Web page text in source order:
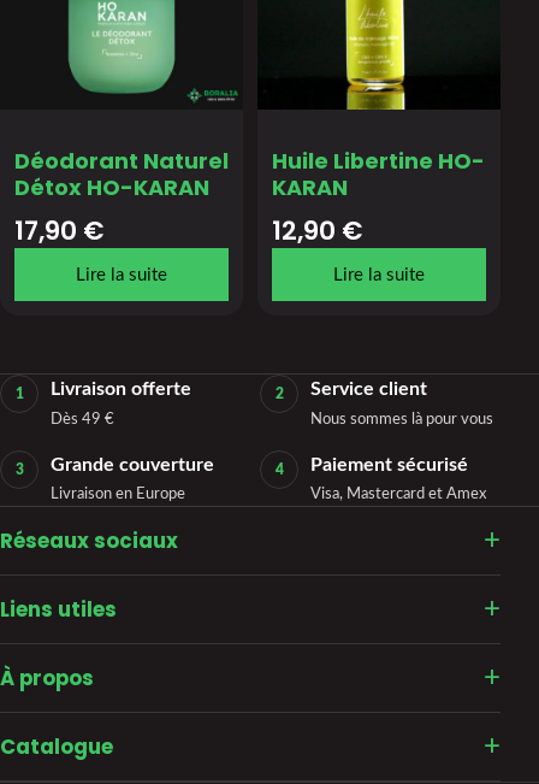
Déodorant Naturel
Détox HO-KARAN
17,90 €
Lire la suite
Huile Libertine HO-
KARAN
12,90 €
Lire la suite
1 Livraison offerte
Dès 49 €
2 Service client
Nous sommes là pour vous
3 Grande couverture
Livraison en Europe
4 Paiement sécurisé
Visa, Mastercard et Amex
Réseaux sociaux
Liens utiles
À propos
Catalogue